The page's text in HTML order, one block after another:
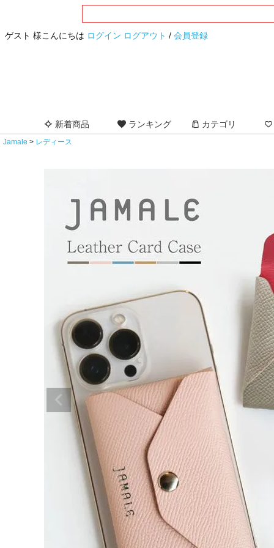
ゲスト 様こんにちは ログイン ログアウト / 会員登録
新着商品 ランキング カテゴリ
Jamale レディース